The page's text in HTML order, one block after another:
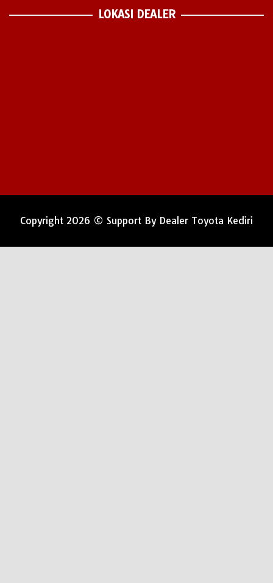
LOKASI DEALER
Copyright 2026 © Support By Dealer Toyota Kediri